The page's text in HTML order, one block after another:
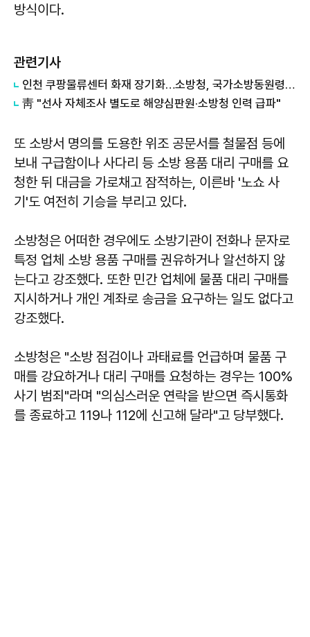
방식이다.
관련기사
인천 쿠팡물류센터 화재 장기화…소방청, 국가소방동원령 발령 外
靑 "선사 자체조사 별도로 해양심판원·소방청 인력 급파"
또 소방서 명의를 도용한 위조 공문서를 철물점 등에
보내 구급함이나 사다리 등 소방 용품 대리 구매를 요
청한 뒤 대금을 가로채고 잠적하는, 이른바 '노쇼 사
기'도 여전히 기승을 부리고 있다.
소방청은 어떠한 경우에도 소방기관이 전화나 문자로
특정 업체 소방 용품 구매를 권유하거나 알선하지 않
는다고 강조했다. 또한 민간 업체에 물품 대리 구매를
지시하거나 개인 계좌로 송금을 요구하는 일도 없다고
강조했다.
소방청은 "소방 점검이나 과태료를 언급하며 물품 구
매를 강요하거나 대리 구매를 요청하는 경우는 100%
사기 범죄"라며 "의심스러운 연락을 받으면 즉시통화
를 종료하고 119나 112에 신고해 달라"고 당부했다.